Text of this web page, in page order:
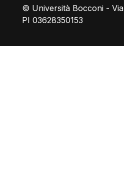
© Università Bocconi -
PI 03628350153